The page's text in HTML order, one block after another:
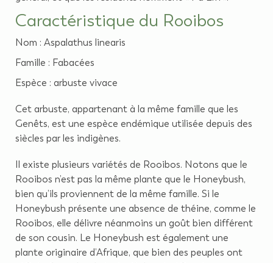
Caractéristique du Rooibos
Nom : Aspalathus linearis
Famille : Fabacées
Espèce : arbuste vivace
Cet arbuste, appartenant à la même famille que les
Genêts, est une espèce endémique utilisée depuis des
siècles par les indigènes.
Il existe plusieurs variétés de Rooibos. Notons que le
Rooibos n’est pas la même plante que le Honeybush,
bien qu’ils proviennent de la même famille. Si le
Honeybush présente une absence de théine, comme le
Rooibos, elle délivre néanmoins un goût bien différent
de son cousin. Le Honeybush est également une
plante originaire d’Afrique, que bien des peuples ont